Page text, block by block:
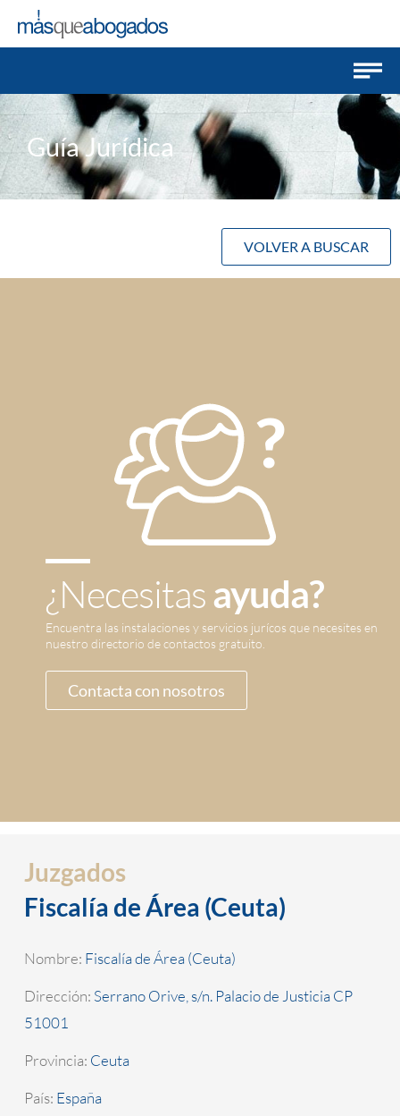
Guía Jurídica
VOLVER A BUSCAR
¿Necesitasayuda?
Encuentra las instalaciones y servicios jurícos que necesites en
nuestro directorio de contactos gratuito.
Contacta con nosotros
Juzgados
Fiscalía de Área (Ceuta)
Nombre: Fiscalía de Área (Ceuta)
Dirección: Serrano Orive, s/n. Palacio de Justicia CP
51001
Provincia: Ceuta
País: España